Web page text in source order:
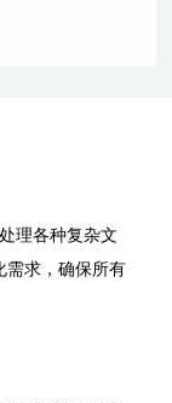
理各种复杂文
需求，确保所有